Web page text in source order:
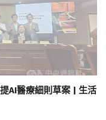
AI醫療細則草案 | 生活